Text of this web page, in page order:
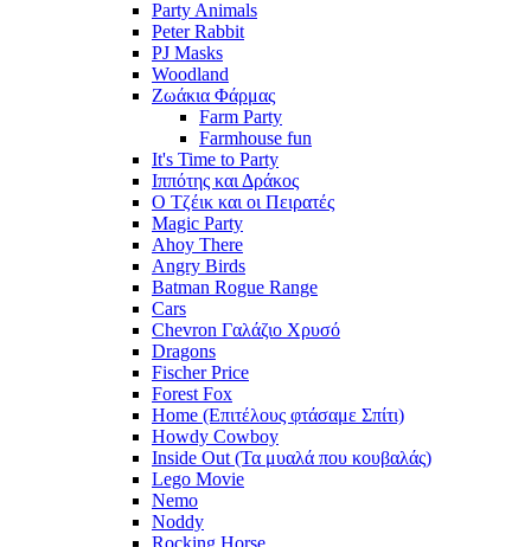
Party Animals
Peter Rabbit
PJ Masks
Woodland
Ζωάκια Φάρμας
Farm Party
Farmhouse fun
It's Time to Party
Ιππότης και Δράκος
Ο Τζέικ και οι Πειρατές
Magic Party
Ahoy There
Angry Birds
Batman Rogue Range
Cars
Chevron Γαλάζιο Χρυσό
Dragons
Fischer Price
Forest Fox
Home (Επιτέλους φτάσαμε Σπίτι)
Howdy Cowboy
Inside Out (Τα μυαλά που κουβαλάς)
Lego Movie
Nemo
Noddy